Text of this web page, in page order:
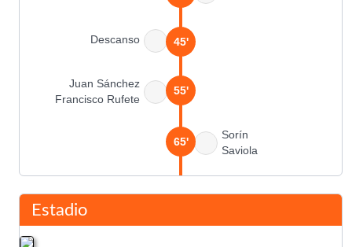
Descanso 45'
Juan Sánchez
Francisco Rufete
55'
Sorín
Saviola
65'
Gonzalo De los Santos
68'
Estadio